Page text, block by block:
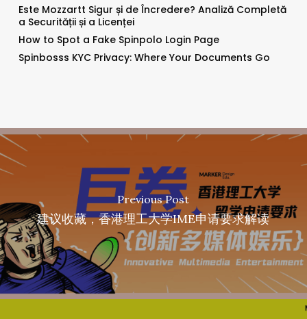
Este Mozzartt Sigur și de Încredere? Analiză Completă
a Securității și a Licenței
How to Spot a Fake Spinpolo Login Page
Spinbosss KYC Privacy: Where Your Documents Go
Previous Post
建议收藏，香港理工大学IME申请要求解读